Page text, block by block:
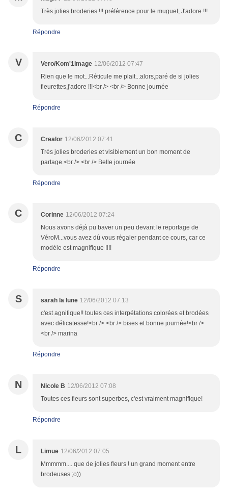
Très jolies broderies !!! préférence pour le muguet, J'adore !!!
Répondre
V Vero/Kom'1image 12/06/2012 07:47
Rien que le mot...Réticule me plait...alors,paré de si jolies
fleurettes,j'adore !!!<br /> <br /> Bonne journée
Répondre
C Crealor 12/06/2012 07:41
Très jolies broderies et visiblement un bon moment de
partage.<br /> <br /> Belle journée
Répondre
C Corinne 12/06/2012 07:24
Nous avons déjà pu baver un peu devant le reportage de
VéroM...vous avez dû vous régaler pendant ce cours, car ce
modèle est magnifique !!!!
Répondre
S sarah la lune 12/06/2012 07:13
c'est agnifique!! toutes ces interpétations colorées et brodées
avec délicatesse!<br /> <br /> bises et bonne journée!<br />
<br /> marina
Répondre
N Nicole B 12/06/2012 07:08
Toutes ces fleurs sont superbes, c'est vraiment magnifique!
Répondre
L Limue 12/06/2012 07:05
Mmmmm.... que de jolies fleurs ! un grand moment entre
brodeuses ;o))